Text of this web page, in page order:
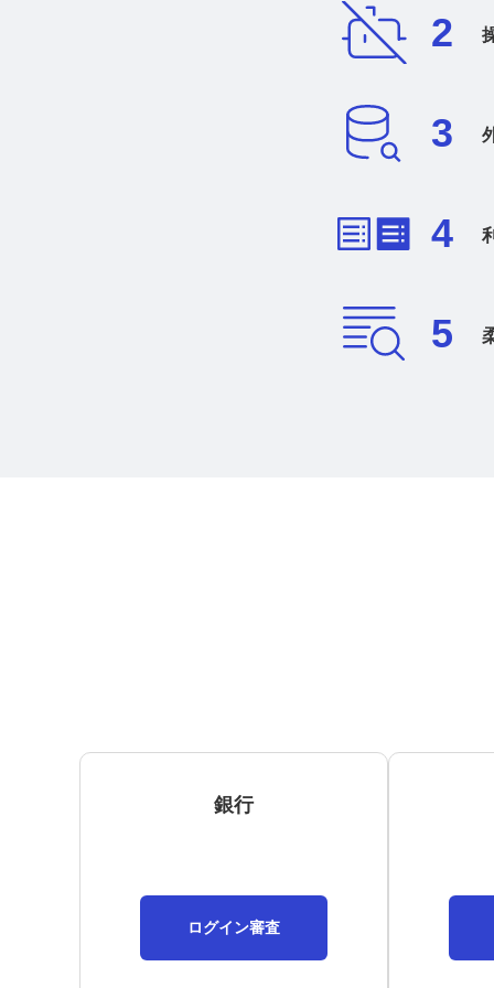
2
3
4
5
銀行
ログイン審査